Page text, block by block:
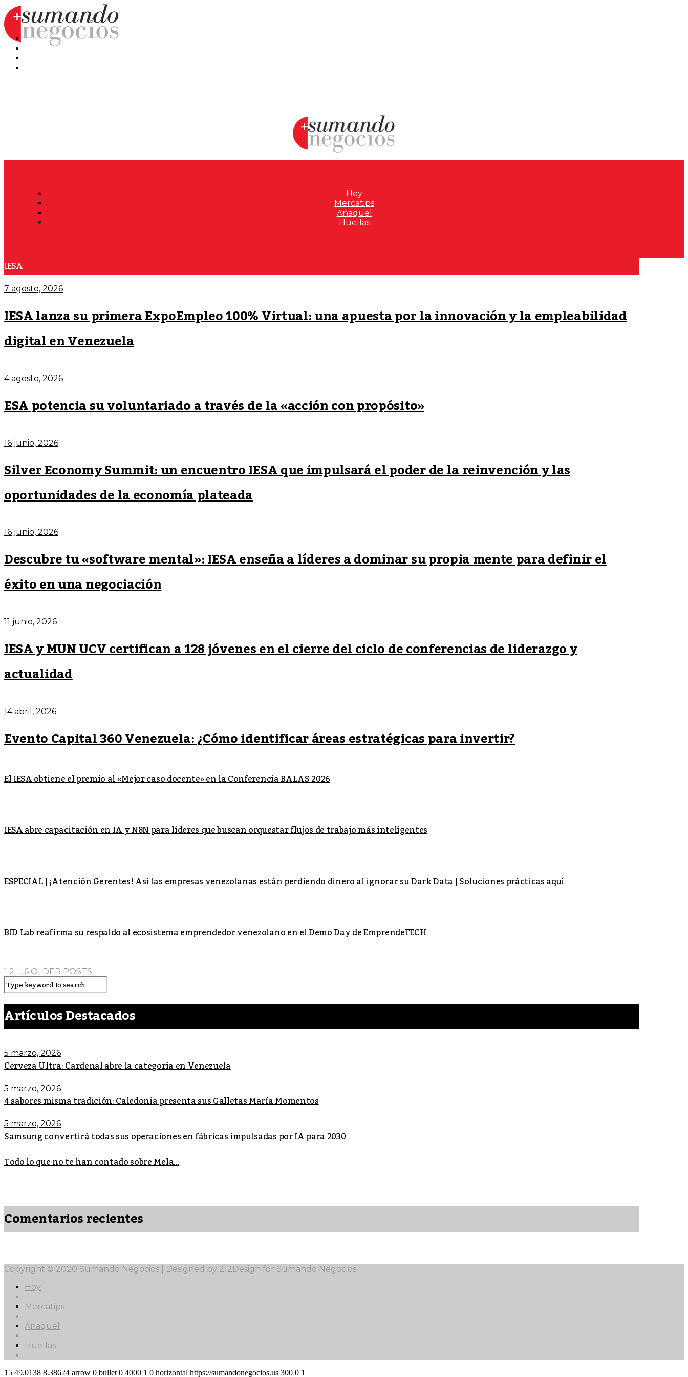
Hoy
Mercatips
Hoy
Mercatips
Anaquel
Huellas
IESA
7 agosto, 2026
IESA lanza su primera ExpoEmpleo 100% Virtual: una apuesta por la innovación y la empleabilidad
digital en Venezuela
4 agosto, 2026
ESA potencia su voluntariado a través de la «acción con propósito»
16 junio, 2026
Silver Economy Summit: un encuentro IESA que impulsará el poder de la reinvención y las
oportunidades de la economía plateada
16 junio, 2026
Descubre tu «software mental»: IESA enseña a líderes a dominar su propia mente para definir el
éxito en una negociación
11 junio, 2026
IESA y MUN UCV certifican a 128 jóvenes en el cierre del ciclo de conferencias de liderazgo y
actualidad
14 abril, 2026
Evento Capital 360 Venezuela: ¿Cómo identificar áreas estratégicas para invertir?
El IESA obtiene el premio al «Mejor caso docente» en la Conferencia BALAS 2026
IESA abre capacitación en IA y N8N para líderes que buscan orquestar flujos de trabajo más inteligentes
ESPECIAL | ¡Atención Gerentes! Así las empresas venezolanas están perdiendo dinero al ignorar su Dark Data | Soluciones prácticas aquí
BID Lab reafirma su respaldo al ecosistema emprendedor venezolano en el Demo Day de EmprendeTECH
1 2 … 6 OLDER POSTS
Artículos Destacados
5 marzo, 2026
Cerveza Ultra: Cardenal abre la categoría en Venezuela
5 marzo, 2026
4 sabores misma tradición: Caledonia presenta sus Galletas María Momentos
5 marzo, 2026
Samsung convertirá todas sus operaciones en fábricas impulsadas por IA para 2030
Todo lo que no te han contado sobre Mela...
Comentarios recientes
Copyright © 2020 Sumando Negocios | Designed by 212Design for Sumando Negocios
Hoy
Mercatips
Anaquel
Huellas
15 49.0138 8.38624 arrow 0 bullet 0 4000 1 0 horizontal https://sumandonegocios.us 300 0 1